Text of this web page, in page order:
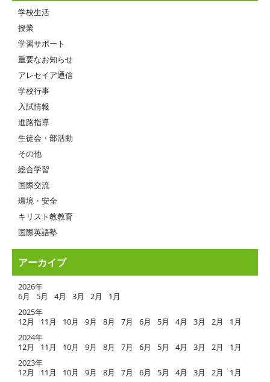
学校生活
授業
学習サポート
重要なお知らせ
アレセイア通信
学校行事
入試情報
進路指導
生徒会・部活動
その他
総合学習
国際交流
環境・安全
キリスト教教育
国際英語塾
アーカイブ
2026年
6月
5月 4月 3月 2月
1月
2025年
12月
11月 10月 9月 8月 7月 6月 5月 4月 3月 2月
1月
2024年
12月
11月 10月 9月 8月 7月 6月 5月 4月 3月 2月
1月
2023年
12月
11月 10月 9月 8月 7月 6月 5月 4月 3月 2月
1月